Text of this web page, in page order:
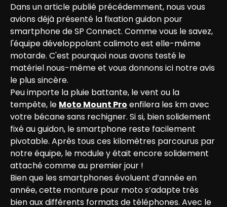
Dans un article publié précédemment, nous vous
avions déjà présenté la fixation guidon pour
smartphone de SP Connect. Comme vous le savez,
l'équipe développolant calimoto est elle-même
motarde. C'est pourquoi nous avons testé le
matériel nous-même et vous donnons ici notre avis
le plus sincère.
Peu importe la pluie battante, le vent ou la
tempête, le Moto Mount Pro enfilera les km avec
votre bécane sans rechigner. Si si, bien solidement
fixé au guidon, le smartphone reste facilement
pivotable. Après tous ces kilomètres parcourus par
notre équipe, le module y était encore solidement
attaché comme au premier jour !
Bien que les smartphones évoluent d’année en
année, cette monture pour moto s’adapte très
bien aux différents formats de téléphones. Avec le